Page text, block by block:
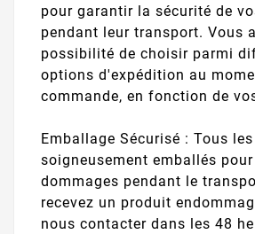
pour garantir la sécurité de
pendant leur transport. Vous
possibilité de choisir parmi
options d'expédition au
commande, en fonction de
Emballage Sécurisé : Tous
soigneusement emballés
dommages pendant le
recevez un produit
nous contacter dans les 48